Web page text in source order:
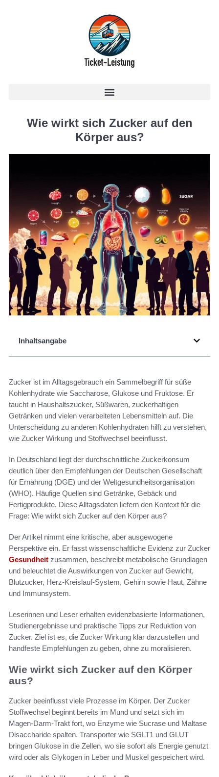
Wie wirkt sich Zucker auf den
Körper aus?
Inhaltsangabe
Zucker ist im Alltagsgebrauch ein Sammelbegriff für süße
Kohlenhydrate wie Saccharose, Glukose und Fruktose. Er
taucht in Haushaltszucker, Süßwaren, zuckerhaltigen
Getränken und vielen verarbeiteten Lebensmitteln auf. Die
Unterscheidung zu anderen Kohlenhydraten hilft zu verstehen,
wie Zucker Wirkung und Stoffwechsel beeinflusst.
In Deutschland liegt der durchschnittliche Zuckerkonsum
deutlich über den Empfehlungen der Deutschen Gesellschaft
für Ernährung (DGE) und der Weltgesundheitsorganisation
(WHO). Häufige Quellen sind Getränke, Gebäck und
Fertigprodukte. Diese Alltagsdaten liefern den Kontext für die
Frage: Wie wirkt sich Zucker auf den Körper aus?
Der Artikel nimmt eine kritische, aber ausgewogene
Perspektive ein. Er fasst wissenschaftliche Evidenz zur Zucker
Gesundheit zusammen, beschreibt metabolische Grundlagen
und beleuchtet die Auswirkungen von Zucker auf Gewicht,
Blutzucker, Herz-Kreislauf-System, Gehirn sowie Haut, Zähne
und Immunsystem.
Leserinnen und Leser erhalten evidenzbasierte Informationen,
Studienergebnisse und praktische Tipps zur Reduktion von
Zucker. Ziel ist es, die Zucker Wirkung klar darzustellen und
handfeste Empfehlungen zu geben, ohne zu moralisieren.
Wie wirkt sich Zucker auf den Körper
aus?
Zucker beeinflusst viele Prozesse im Körper. Der Zucker
Stoffwechsel beginnt bereits im Mund und setzt sich im
Magen-Darm-Trakt fort, wo Enzyme wie Sucrase und Maltase
Disaccharide spalten. Transporter wie SGLT1 und GLUT
bringen Glukose in die Zellen, wo sie sofort als Energie genutzt
wird oder als Glykogen in Leber und Muskel gespeichert wird.